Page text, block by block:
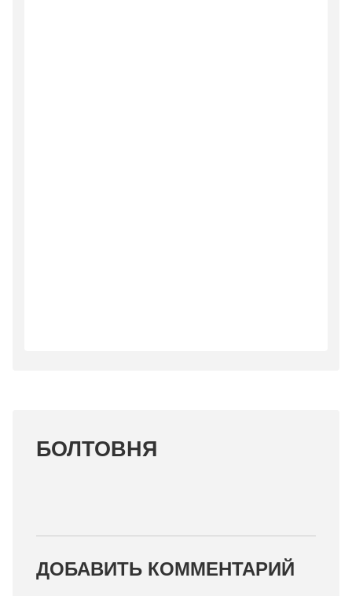
БОЛТОВНЯ
ДОБАВИТЬ КОММЕНТАРИЙ